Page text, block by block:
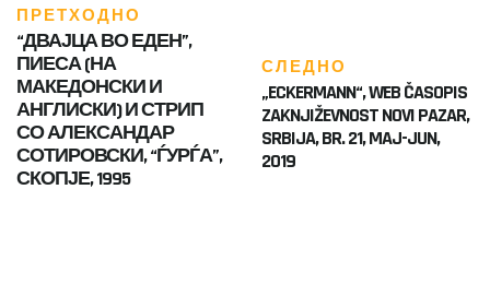
ПРЕТХОДНО
“ДВАЈЦА ВО ЕДЕН”,
ПИЕСА (НА
МАКЕДОНСКИ И
АНГЛИСКИ) И СТРИП
СО АЛЕКСАНДАР
СОТИРОВСКИ, “ЃУРЃА”,
СКОПЈЕ, 1995
СЛЕДНО
„ECKERMANN“, WEB ČASOPIS
ZAKNJIŽEVNOST NOVI PAZAR,
SRBIJA, BR. 21, MAJ-JUN,
2019